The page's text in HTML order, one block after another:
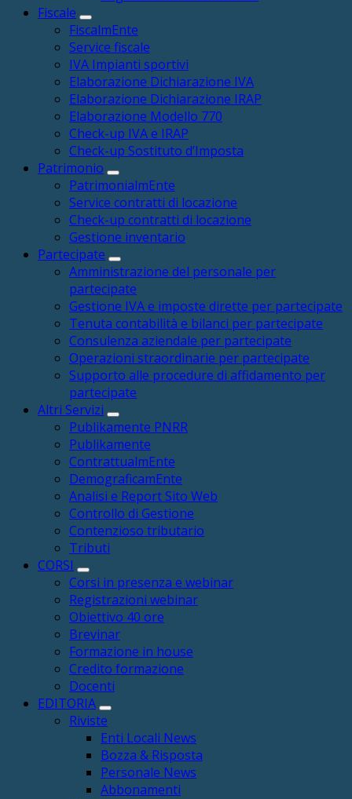
Fiscale
FiscalmEnte
Service fiscale
IVA Impianti sportivi
Elaborazione Dichiarazione IVA
Elaborazione Dichiarazione IRAP
Elaborazione Modello 770
Check-up IVA e IRAP
Check-up Sostituto d’Imposta
Patrimonio
PatrimonialmEnte
Service contratti di locazione
Check-up contratti di locazione
Gestione inventario
Partecipate
Amministrazione del personale per
partecipate
Gestione IVA e imposte dirette per partecipate
Tenuta contabilità e bilanci per partecipate
Consulenza aziendale per partecipate
Operazioni straordinarie per partecipate
Supporto alle procedure di affidamento per
partecipate
Altri Servizi
Publikamente PNRR
Publikamente
ContrattualmEnte
DemograficamEnte
Analisi e Report Sito Web
Controllo di Gestione
Contenzioso tributario
Tributi
CORSI
Corsi in presenza e webinar
Registrazioni webinar
Obiettivo 40 ore
Brevinar
Formazione in house
Credito formazione
Docenti
EDITORIA
Riviste
Enti Locali News
Bozza & Risposta
Personale News
Abbonamenti